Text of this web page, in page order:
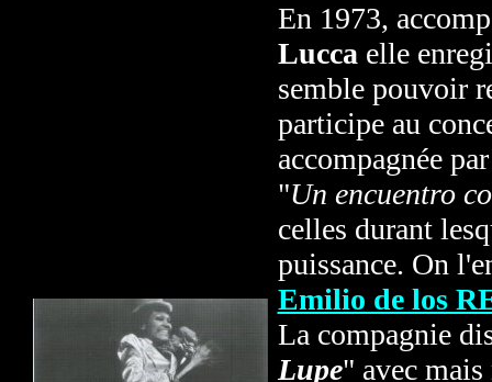
En 1973,
Lucca elle
semble pouvoir
participe au
accompagnée
"Un encuentro
celles durant
puissance. On
Emilio de los
La compagnie
Lupe" avec mais